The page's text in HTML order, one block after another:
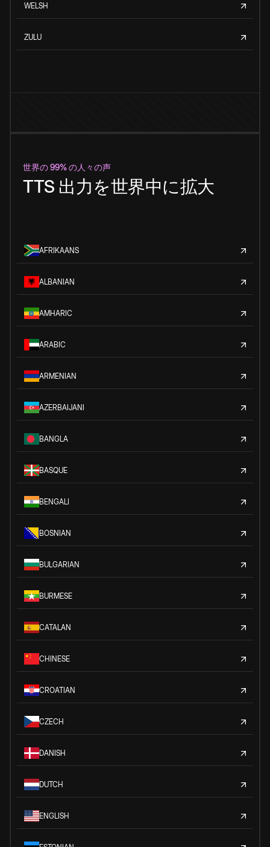
WELSH
ZULU
世界の 99% の人々の声
TTS 出力を世界中に拡大
AFRIKAANS
ALBANIAN
AMHARIC
ARABIC
ARMENIAN
AZERBAIJANI
BANGLA
BASQUE
BENGALI
BOSNIAN
BULGARIAN
BURMESE
CATALAN
CHINESE
CROATIAN
CZECH
DANISH
DUTCH
ENGLISH